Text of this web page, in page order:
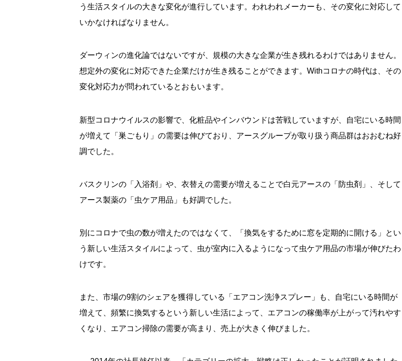
う生活スタイルの大きな変化が進行しています。われわれメーカーも、その変化に対応して
いかなければなりません。
ダーウィンの進化論ではないですが、規模の大きな企業が生き残れるわけではありません。
想定外の変化に対応できた企業だけが生き残ることができます。Withコロナの時代は、その
変化対応力が問われているとおもいます。
新型コロナウイルスの影響で、化粧品やインバウンドは苦戦していますが、自宅にいる時間
が増えて「巣ごもり」の需要は伸びており、アースグループが取り扱う商品群はおおむね好
調でした。
バスクリンの「入浴剤」や、衣替えの需要が増えることで白元アースの「防虫剤」、そして
アース製薬の「虫ケア用品」も好調でした。
別にコロナで虫の数が増えたのではなくて、「換気をするために窓を定期的に開ける」とい
う新しい生活スタイルによって、虫が室内に入るようになって虫ケア用品の市場が伸びたわ
けです。
また、市場の9割のシェアを獲得している「エアコン洗浄スプレー」も、自宅にいる時間が
増えて、頻繁に換気するという新しい生活によって、エアコンの稼働率が上がって汚れやす
くなり、エアコン掃除の需要が高まり、売上が大きく伸びました。